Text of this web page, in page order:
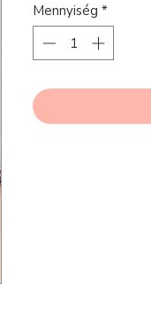
Mennyiség *